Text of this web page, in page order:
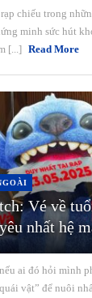
chiếu trong
minh sức hút
[...] Read More
Vé về
nhất hệ
ai đó hỏi mình
vật” để nuôi